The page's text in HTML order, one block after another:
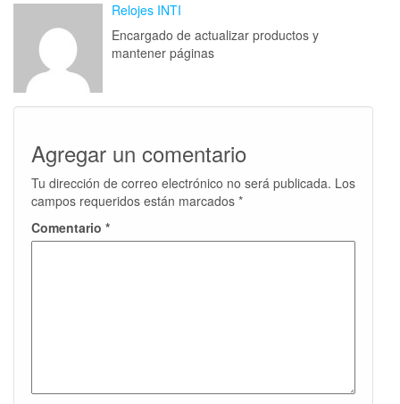
Relojes INTI
Encargado de actualizar productos y
mantener páginas
Agregar un comentario
Tu dirección de correo electrónico no será publicada. Los
campos requeridos están marcados *
Comentario *